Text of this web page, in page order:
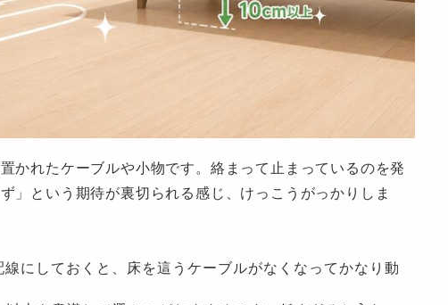
かれたケーブルや小物です。絡まって止まっているのを発
」という期待が裏切られる感じ、けっこうがっかりしま
にしておく と、床を這うケーブルがなくなってかなり動